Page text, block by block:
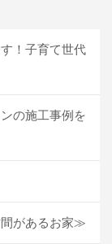
！子育て世代
の施工事例を
があるお家≫